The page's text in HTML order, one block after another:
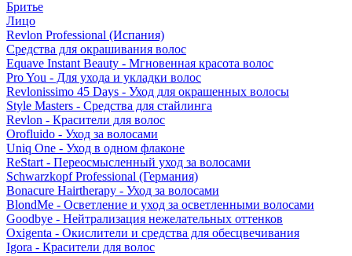
Бритье
Лицо
Revlon Professional (Испания)
Средства для окрашивания волос
Equave Instant Beauty - Мгновенная красота волос
Pro You - Для ухода и укладки волос
Revlonissimo 45 Days - Уход для окрашенных волосы
Style Masters - Средства для стайлинга
Revlon - Красители для волос
Orofluido - Уход за волосами
Uniq One - Уход в одном флаконе
ReStart - Переосмысленный уход за волосами
Schwarzkopf Professional (Германия)
Bonacure Hairtherapy - Уход за волосами
BlondMe - Осветление и уход за осветленными волосами
Goodbye - Нейтрализация нежелательных оттенков
Oxigenta - Окислители и средства для обесцвечивания
Igora - Красители для волос